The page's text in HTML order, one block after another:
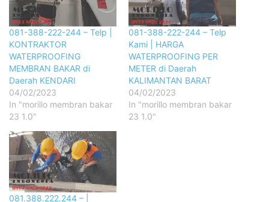
081-388-222-244 – Telp |
KONTRAKTOR
WATERPROOFING
MEMBRAN BAKAR di
Daerah KENDARI
04/02/2023
In "morillo membran bakar
23 1.0"
081-388-222-244 – Telp
Kami | HARGA
WATERPROOFING PER
METER di Daerah
KALIMANTAN BARAT
04/02/2023
In "morillo membran bakar
23 1.0"
081.388.222.244 – |